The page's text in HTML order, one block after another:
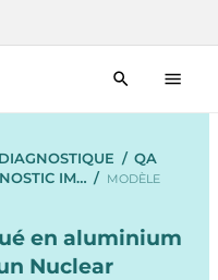
/ QA
IM… / MODÈLE
en aluminium
Nuclear